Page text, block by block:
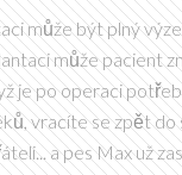
může být plný
může pacient
je po operaci
vracíte se zpět do
a pes Max už